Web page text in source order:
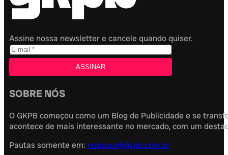
Assine nossa newsletter e cancele quando quiser.
SOBRE NÓS
O GKPB começou como um Blog de Publicidade e se
acontece de mais interessante no mercado, com um
Pautas somente em: redacao@gkpb.com.br